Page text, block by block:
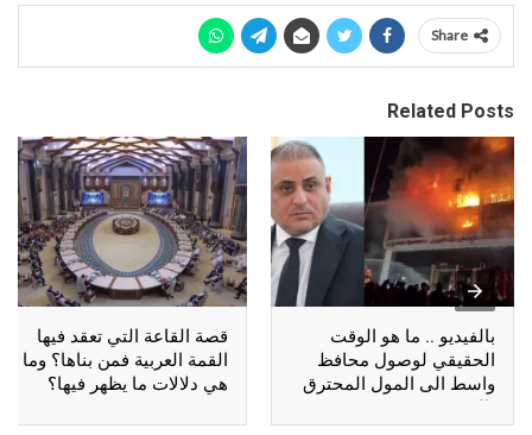
Share
Related Posts
بالفيديو .. ما هو الوقت
الحقيقي لوصول محافظ
واسط الى المول المحترق
قصة القاعة التي تعقد فيها
القمة العربية فمن بناها؟ وما
هي دلالات ما يظهر فيها؟